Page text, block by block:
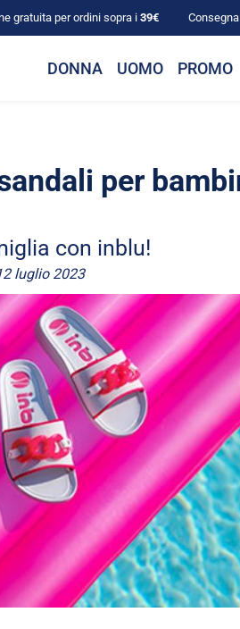
gratuita per ordini sopra i 39€
DONNA UOMO PROMO
per
con inblu!
luglio 2023